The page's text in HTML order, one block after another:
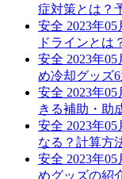
症対策とは？
安全 2023年05
ドラインとは
安全 2023年05
め冷却グッズ
安全 2023年05
きる補助・助
安全 2023年05
なる？計算方
安全 2023年05
めグッズの紹